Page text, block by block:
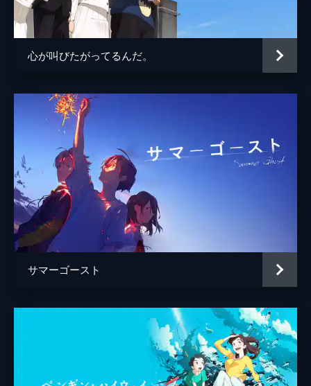
アニメーション制作 コミックス・ウェーブ・フィルム
製作
心が叫びたがってるんだ。
サマーゴースト